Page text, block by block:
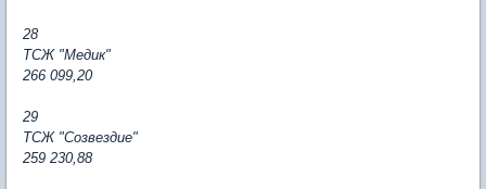
28
ТСЖ "Медик"
266 099,20
29
ТСЖ "Созвездие"
259 230,88